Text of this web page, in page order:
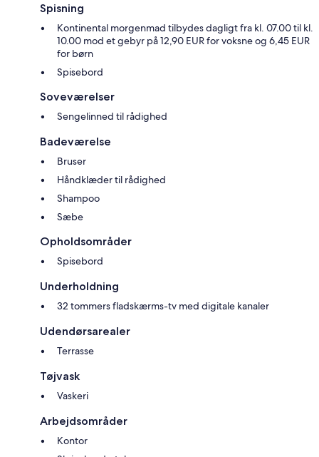
Spisning
Kontinental morgenmad tilbydes dagligt fra kl. 07.00 til kl.
10.00 mod et gebyr på 12,90 EUR for voksne og 6,45 EUR
for børn
Spisebord
Soveværelser
Sengelinned til rådighed
Badeværelse
Bruser
Håndklæder til rådighed
Shampoo
Sæbe
Opholdsområder
Spisebord
Underholdning
32 tommers fladskærms-tv med digitale kanaler
Udendørsarealer
Terrasse
Tøjvask
Vaskeri
Arbejdsområder
Kontor